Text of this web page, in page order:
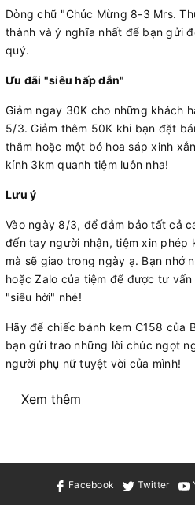
Dòng chữ "Chúc Mừng 8-3 Mrs.
thành và ý nghĩa nhất để bạn gửi
quý.
Ưu đãi "siêu hấp dẫn"
Giảm ngay 30K cho những khách
5/3. Giảm thêm 50K khi bạn đặt
thắm hoặc một bó hoa sáp xinh
kính 3km quanh tiệm luôn nha!
Lưu ý
Vào ngày 8/3, để đảm bảo tất cả
đến tay người nhận, tiệm xin phép
mà sẽ giao trong ngày ạ. Bạn nhớ
hoặc Zalo của tiệm để được tư
"siêu hời" nhé!
Hãy để chiếc bánh kem C158 của
bạn gửi trao những lời chúc ngọt
người phụ nữ tuyệt vời của mình!
Xem thêm
Facebook Twitter